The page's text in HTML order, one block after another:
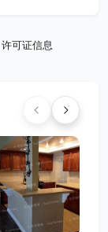
许可证信息